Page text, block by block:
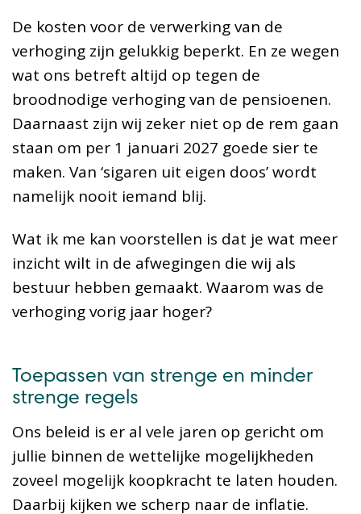
De kosten voor de verwerking van de
verhoging zijn gelukkig beperkt. En ze wegen
wat ons betreft altijd op tegen de
broodnodige verhoging van de pensioenen.
Daarnaast zijn wij zeker niet op de rem gaan
staan om per 1 januari 2027 goede sier te
maken. Van ‘sigaren uit eigen doos’ wordt
namelijk nooit iemand blij.
Wat ik me kan voorstellen is dat je wat meer
inzicht wilt in de afwegingen die wij als
bestuur hebben gemaakt. Waarom was de
verhoging vorig jaar hoger?
Toepassen van strenge en minder
strenge regels
Ons beleid is er al vele jaren op gericht om
jullie binnen de wettelijke mogelijkheden
zoveel mogelijk koopkracht te laten houden.
Daarbij kijken we scherp naar de inflatie.